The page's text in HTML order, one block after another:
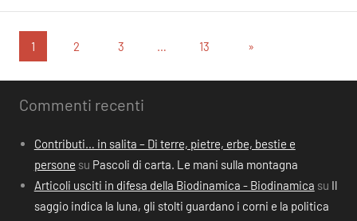
Paginazione
degli
articoli
1 2 3 … 13
Articolo
»
Commenti recenti
Contributi… in salita – Di terre, pietre, erbe, bestie e
persone su Pascoli di carta. Le mani sulla montagna
Articoli usciti in difesa della Biodinamica - Biodinamica su Il
saggio indica la luna, gli stolti guardano i corni e la politica